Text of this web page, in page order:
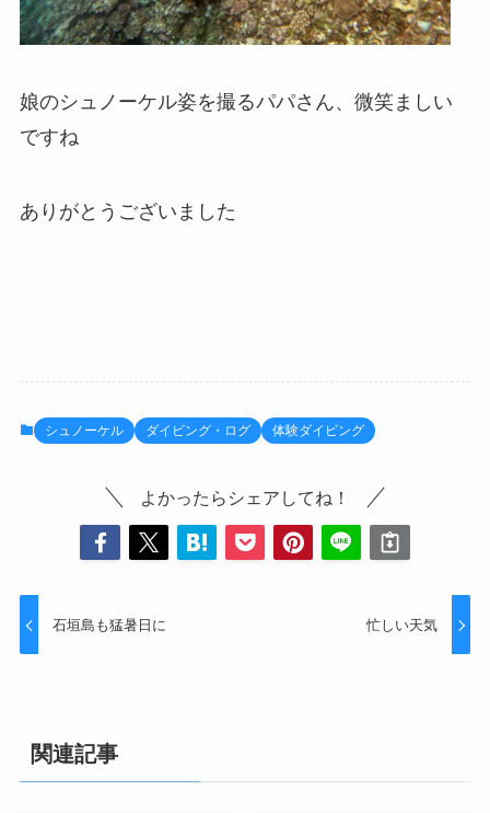
娘のシュノーケル姿を撮るパパさん、微笑ましい
ですね
ありがとうございました
シュノーケル ダイビング・ログ 体験ダイビング
よかったらシェアしてね！
石垣島も猛暑日に 忙しい天気
関連記事